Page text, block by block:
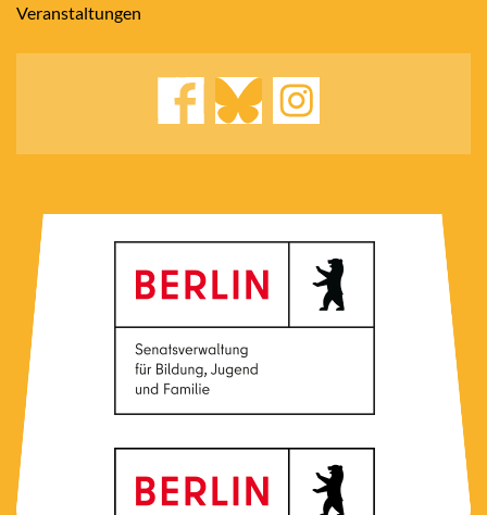
Veranstaltungen